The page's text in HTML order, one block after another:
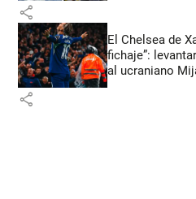
share
El Chelsea de
fichaje”:
al ucraniano
share